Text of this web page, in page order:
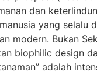
dan
yang selalu
modern. Bukan
biophilic design
adalah